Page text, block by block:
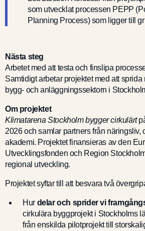
som utvecklat processen PEPP
Planning Process) som ligger till
Nästa steg
Arbetet med att testa och finslipa
Samtidigt arbetar projektet med att sprida
bygg- och anläggningssektorn i
Om projektet
Klimatarena Stockholm bygger cirkulärt
2026 och samlar partners från näringsliv,
akademi. Projektet finansieras av den
Utvecklingsfonden och Region
regional utveckling.
Projektet syftar till att besvara två
Hur delar och sprider vi
cirkulära byggprojekt i Stockholms
från enskilda pilotprojekt till